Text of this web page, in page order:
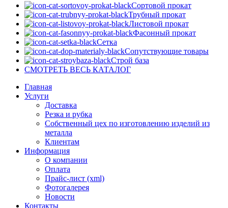
Сортовой прокат
Трубный прокат
Листовой прокат
Фасонный прокат
Сетка
Сопутствующие товары
Строй база
СМОТРЕТЬ ВЕСЬ КАТАЛОГ
Главная
Услуги
Доставка
Резка и рубка
Собственный цех по изготовлению изделий из
металла
Клиентам
Информация
О компании
Оплата
Прайс-лист (xml)
Фотогалерея
Новости
Контакты